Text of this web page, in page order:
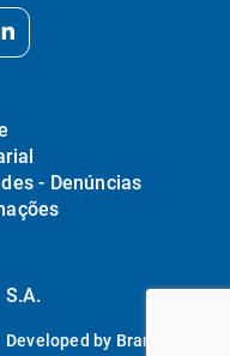
- Denúncias
Developed by Brandability